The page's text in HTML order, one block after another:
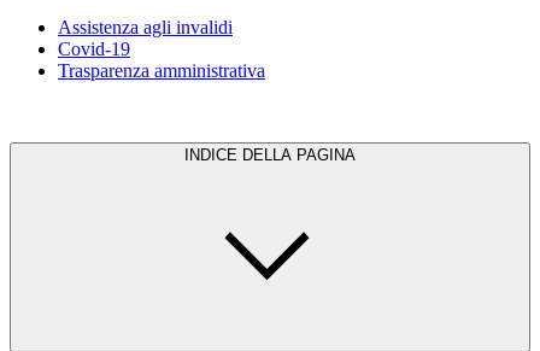
Assistenza agli invalidi
Covid-19
Trasparenza amministrativa
INDICE DELLA PAGINA